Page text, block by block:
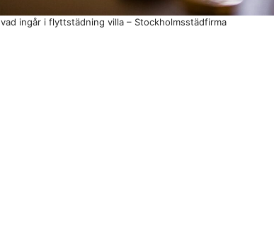
vad ingår i flyttstädning villa – Stockholmsstädfirma